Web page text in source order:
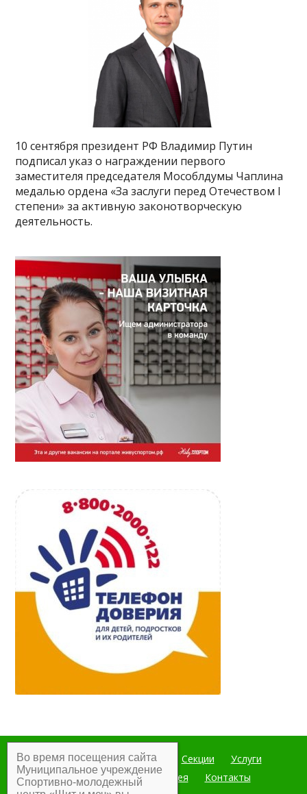
10 сентября президент РФ Владимир Путин
подписал указ о награждении первого
заместителя председателя Мособлдумы Чаплина
медалью ордена «За заслуги перед Отечеством I
степени» за активную законотворческую
деятельность.
Главная Мероприятия Секции
Услуги
Документы
Фотогалерея Контакты
Во время посещения сайта
Муниципальное учреждение
Спортивно-молодежный